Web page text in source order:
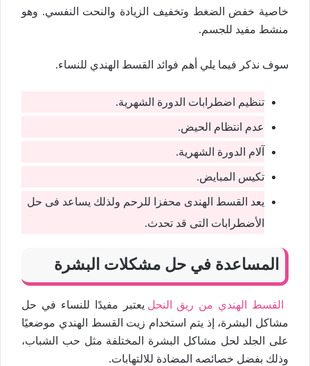
خاصية خفض الضغط وتخفيف الزيادة والنحت النفسي. وهو
منشط مفيد للجسم.
سوف نذكر فيما يلي أهم فوائد القسط الهندي للنساء.
تنظيم اضطرابات الدورة الشهرية.
عدم انتظام الحيض.
آلام الدورة الشهرية.
تكيس المبايض.
يعد القسط الهندى محفزا للرحم ولذلك يساعد فى حل
الأضطرابات التى قد تحدث.
المساعدة في حل مشكلات البشرة
القسط الهندي من ريق النحل يعتبر مفيدًا للنساء في حل
مشاكل البشرة، إذ يتم استخدام زيت القسط الهندي موضعيًا
على الجلد لحل مشاكل البشرة المختلفة مثل حب الشباب،
وذلك بفضل خصائصه المضادة للالتهابات.